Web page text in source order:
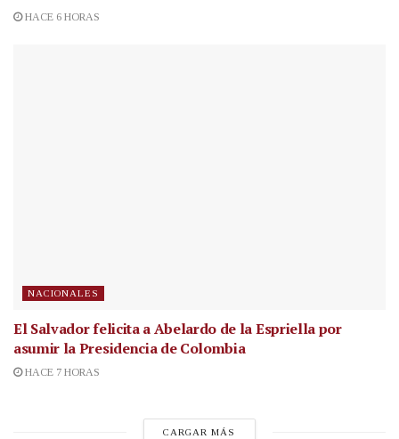
HACE 6 HORAS
NACIONALES
El Salvador felicita a Abelardo de la Espriella por
asumir la Presidencia de Colombia
HACE 7 HORAS
CARGAR MÁS